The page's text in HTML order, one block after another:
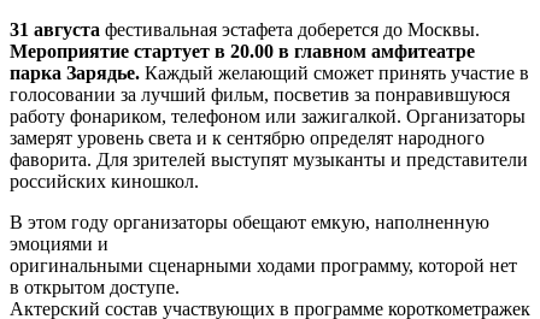
31 августа фестивальная эстафета доберется до Москвы.
Мероприятие стартует в 20.00 в главном амфитеатре
парка Зарядье. Каждый желающий сможет принять участие в
голосовании за лучший фильм, посветив за понравившуюся
работу фонариком, телефоном или зажигалкой. Организаторы
замерят уровень света и к сентябрю определят народного
фаворита. Для зрителей выступят музыканты и представители
российских киношкол.
В этом году организаторы обещают емкую, наполненную
эмоциями и
оригинальными сценарными ходами программу, которой нет
в открытом доступе.
Актерский состав участвующих в программе короткометражек